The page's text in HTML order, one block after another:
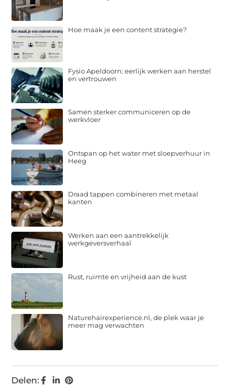
Delen:
Hoe maak je een content strategie?
Fysio Apeldoorn: eerlijk werken aan herstel
en vertrouwen
Samen sterker communiceren op de
werkvloer
Ontspan op het water met sloepverhuur in
Heeg
Draad tappen combineren met metaal
kanten
Werken aan een aantrekkelijk
werkgeversverhaal
Rust, ruimte en vrijheid aan de kust
Naturehairexperience.nl, de plek waar je
meer mag verwachten